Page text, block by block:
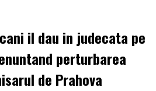
il dau in judecata pe
perturbarea
de Prahova